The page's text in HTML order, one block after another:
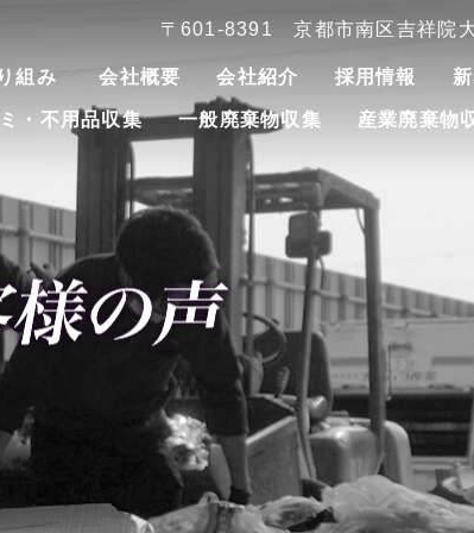
〒601-8391 京都市南区吉祥院
組み 会社概要 会社紹介 採用情報
・不用品収集 一般廃棄物収集 産業廃棄物